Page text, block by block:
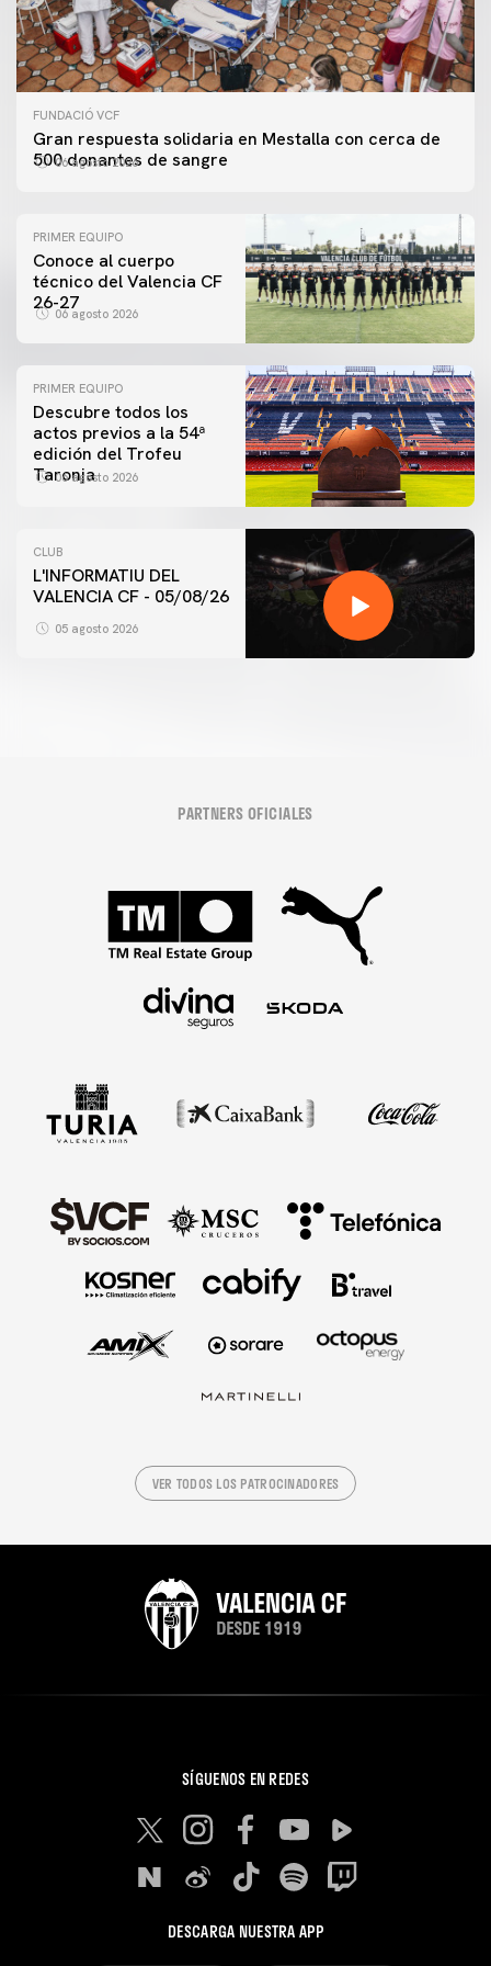
FUNDACIÓ VCF
Gran respuesta solidaria en Mestalla con cerca de
500 donantes de sangre
06 agosto 2026
PRIMER EQUIPO
Conoce al cuerpo
técnico del Valencia CF
26-27
06 agosto 2026
PRIMER EQUIPO
Descubre todos los
actos previos a la 54ª
edición del Trofeu
Taronja
06 agosto 2026
CLUB
L'INFORMATIU DEL
VALENCIA CF - 05/08/26
05 agosto 2026
PARTNERS OFICIALES
VER TODOS LOS PATROCINADORES
SÍGUENOS EN REDES
DESCARGA NUESTRA APP